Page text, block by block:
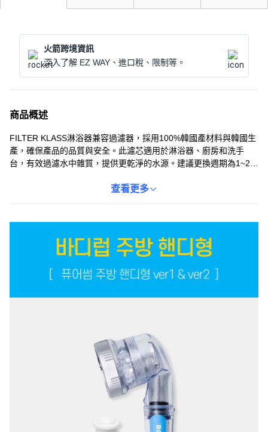
火箭跨境資訊
深入了解 EZ WAY、進口稅、限制等。
商品概述
FILTER KLASS淋浴器兼容過濾器，採用100%韓國產材料與韓國生
產，確保產品的品質與安全。此濾芯適用於淋浴器、廚房和洗手
台，有效過濾水中雜質，提供更乾淨的水源。建議更換週期為1~2個
的沐浴體驗。為您和家人的健康提供可靠的保障，讓您使用。
查看更多